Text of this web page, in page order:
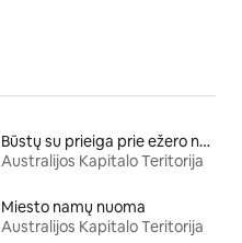
Būstų su prieiga prie ežero nuoma
Australijos Kapitalo Teritorija
Miesto namų nuoma
Australijos Kapitalo Teritorija